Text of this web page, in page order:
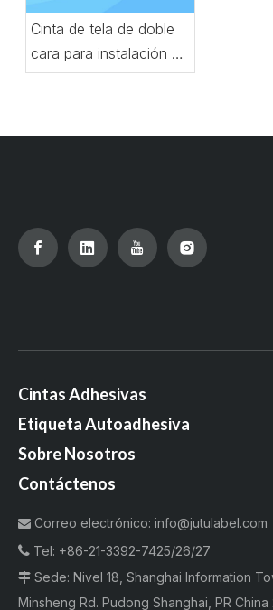
Cinta de tela de doble
cara para instalación de
alfombras: resistente
Cintas Adhesivas
Etiqueta Autoadhesiva
Sobre Nosotros
Contáctenos
 Correo electrónico: info@jutulabel.com
 Tel: +86-21-3392-7425/26/27
 Sede: Nivel 18, Shanghai Information
Minsheng Rd. Pudong Shanghai, PR China